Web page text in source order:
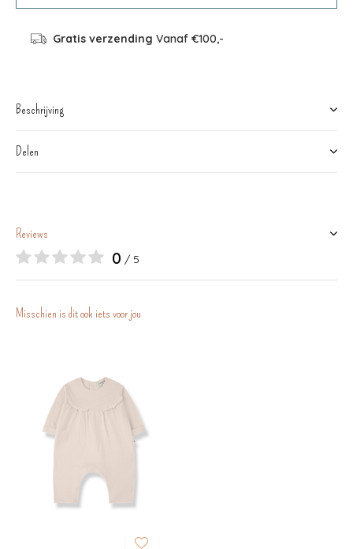
Gratis verzending Vanaf €100,-
Beschrijving
Delen
Reviews
0 / 5
Misschien is dit ook iets voor jou